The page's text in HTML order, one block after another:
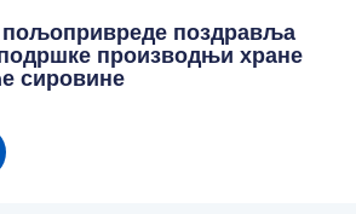
пољопривреде поздравља
производњи хране
сировине